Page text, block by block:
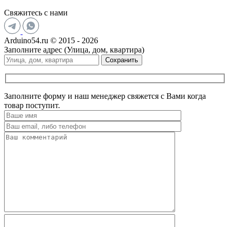
Свяжитесь с нами
Arduino54.ru © 2015 - 2026
Заполните адрес (Улица, дом, квартира)
Сохранить
Заполните форму и наш менеджер свяжется с Вами когда
товар поступит.